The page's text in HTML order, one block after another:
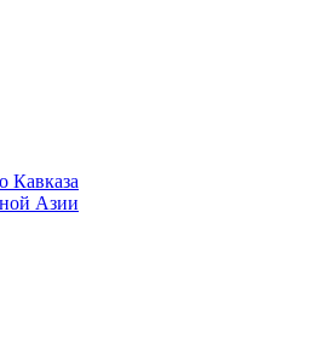
Кавказа
Азии